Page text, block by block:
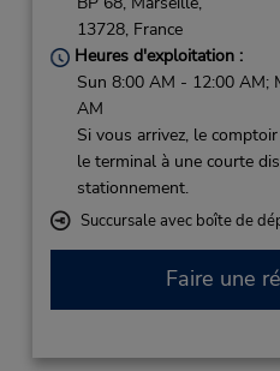
13728, France
Heures d'exploitation :
Sun 8:00 AM - 12:00 AM;
AM
Si vous arrivez, le
le terminal à une courte
stationnement.
Succursale avec boîte de
Faire une